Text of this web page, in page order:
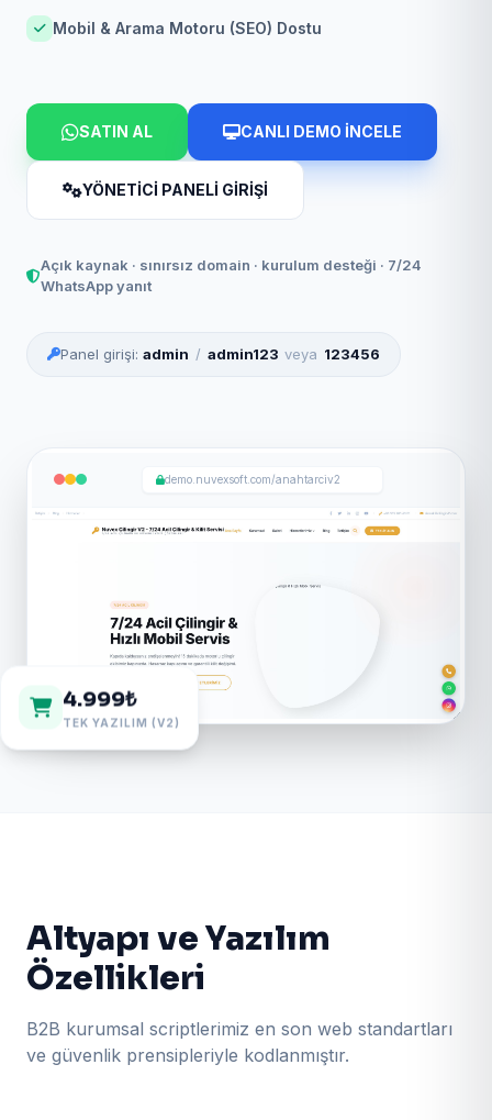
Mobil & Arama Motoru (SEO) Dostu
SATIN AL CANLI DEMO İNCELE
YÖNETİCİ PANELİ GİRİŞİ
Açık kaynak · sınırsız domain · kurulum desteği · 7/24
WhatsApp yanıt
Panel girişi:admin / admin123 veya 123456
demo.nuvexsoft.com/anahtarciv2
4.999₺
TEK YAZILIM (V2)
Altyapı ve Yazılım
Özellikleri
B2B kurumsal scriptlerimiz en son web standartları
ve güvenlik prensipleriyle kodlanmıştır.